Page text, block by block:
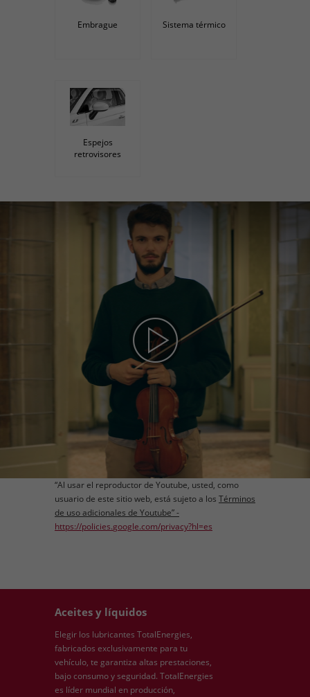
Embrague Sistema térmico
Espejos
retrovisores
“Al usar el reproductor de Youtube, usted, como
usuario de este sitio web, está sujeto a los Términos
de uso adicionales de Youtube”-
https://policies.google.com/privacy?hl=es
Aceites y líquidos
Elegir los lubricantes TotalEnergies,
fabricados exclusivamente para tu
vehículo, te garantiza altas prestaciones,
bajo consumo y seguridad. TotalEnergies
es líder mundial en producción,